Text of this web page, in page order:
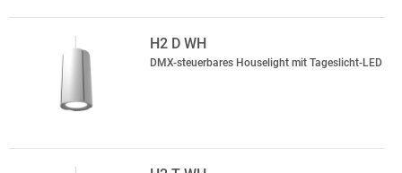
H2 D WH
DMX-steuerbares Houselight mit Tageslicht-LED